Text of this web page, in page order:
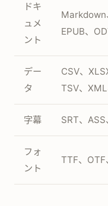
ドキ
ュメ
ント
Markdown
EPUB、
デー
タ
CSV、
TSV、
字幕 SRT、
フォ
ント
TTF、OTF